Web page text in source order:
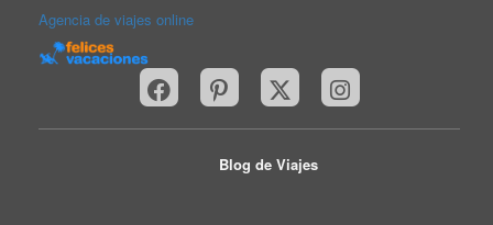
Agencia de viajes online
Blog de Viajes